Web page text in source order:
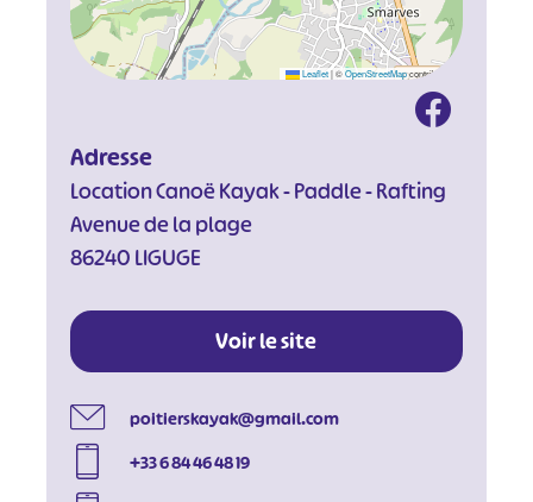
Leaflet |©OpenStreetMapcontributors
Adresse
Location Canoë Kayak - Paddle - Rafting
Avenue de la plage
86240 LIGUGE
Voir le site
poitierskayak@gmail.com
+33 6 84 46 48 19